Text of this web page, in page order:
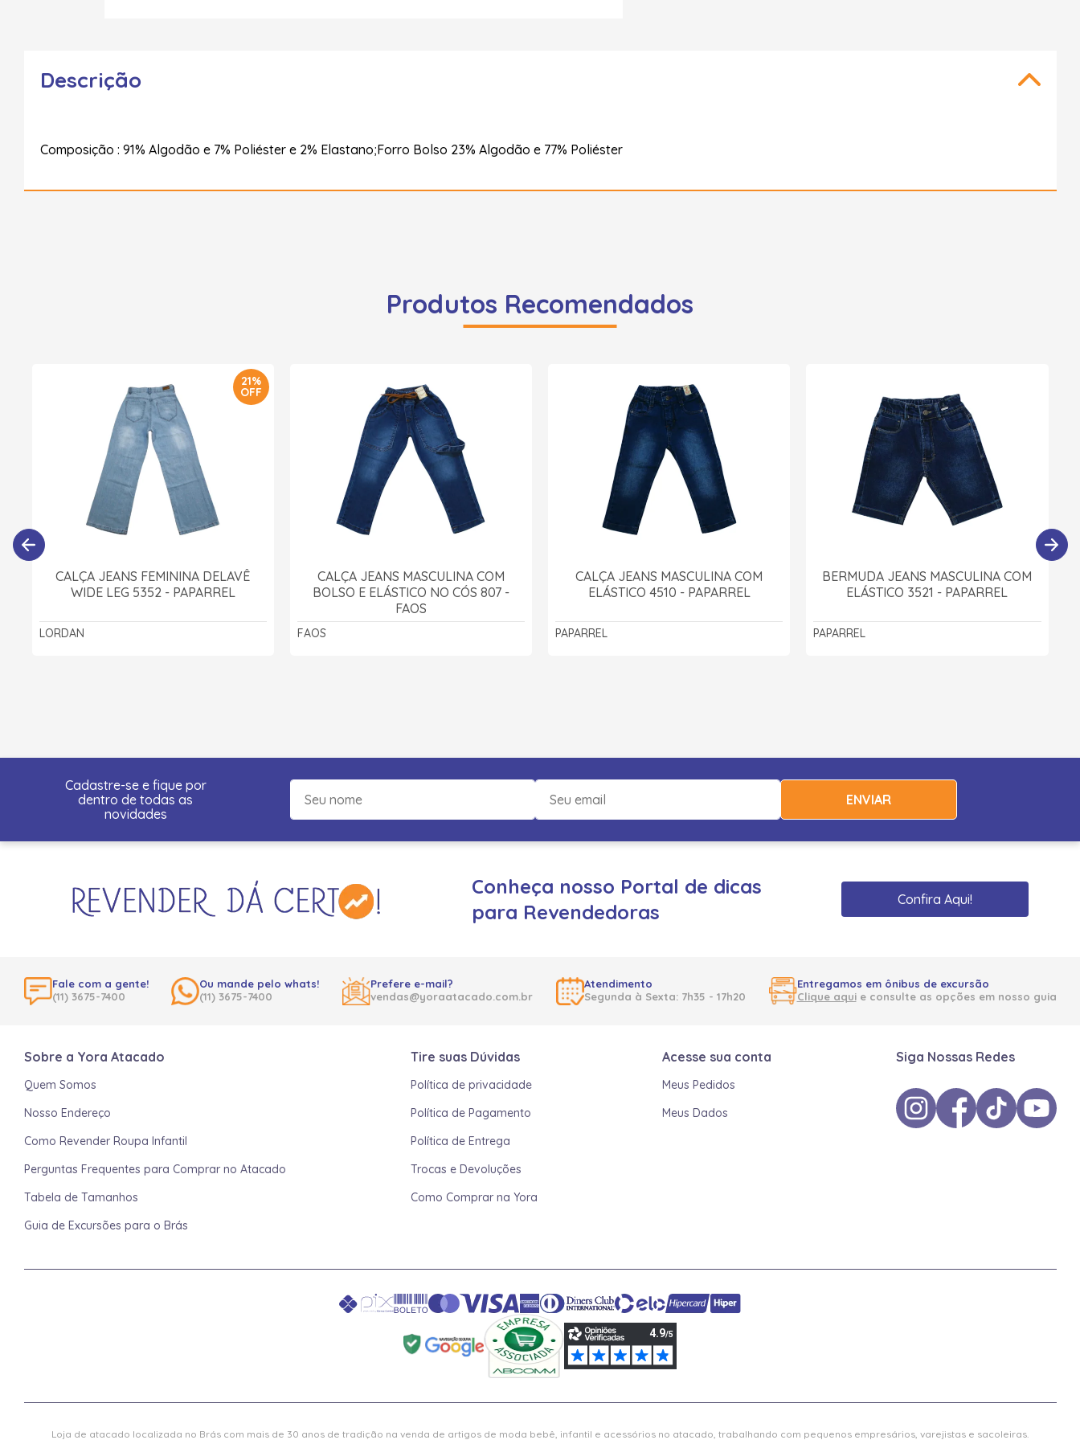
Descrição
Composição : 91% Algodão e 7% Poliéster e 2% Elastano;Forro Bolso 23% Algodão e 77% Poliéster
Produtos Recomendados
21%
OFF
CALÇA JEANS FEMININA DELAVÊ
WIDE LEG 5352 - PAPARREL
LORDAN
CALÇA JEANS MASCULINA COM
BOLSO E ELÁSTICO NO CÓS 807 -
FAOS
FAOS
CALÇA JEANS MASCULINA COM
ELÁSTICO 4510 - PAPARREL
PAPARREL
BERMUDA JEANS MASCULINA COM
ELÁSTICO 3521 - PAPARREL
PAPARREL
Cadastre-se e fique por
dentro de todas as
novidades
ENVIAR
Conheça nosso Portal de dicas
para Revendedoras
Confira Aqui!
Fale com a gente!
(11) 3675-7400
Ou mande pelo whats!
(11) 3675-7400
Prefere e-mail?
vendas@yoraatacado.com.br
Atendimento
Segunda à Sexta: 7h35 - 17h20
Entregamos em ônibus de excursão
Clique aquie consulte as opções em nosso guia
Sobre a Yora Atacado
Quem Somos
Nosso Endereço
Como Revender Roupa Infantil
Perguntas Frequentes para Comprar no Atacado
Tabela de Tamanhos
Guia de Excursões para o Brás
Tire suas Dúvidas
Política de privacidade
Política de Pagamento
Política de Entrega
Trocas e Devoluções
Como Comprar na Yora
Acesse sua conta
Meus Pedidos
Meus Dados
Siga Nossas Redes
Loja de atacado localizada no Brás com mais de 30 anos de tradição na venda de artigos de moda bebê, infantil e acessórios no atacado, trabalhando com pequenos empresários, varejistas e sacoleiras.